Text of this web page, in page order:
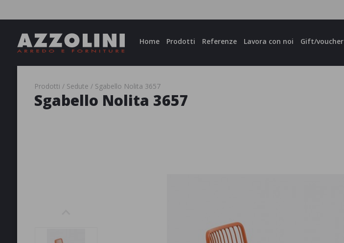
Home Prodotti Referenze Lavora con noi Gift/voucher
Prodotti Sedute Sgabello Nolita 3657
Sgabello Nolita 3657